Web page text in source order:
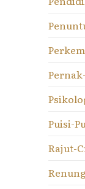
Puisi-
Rajut-